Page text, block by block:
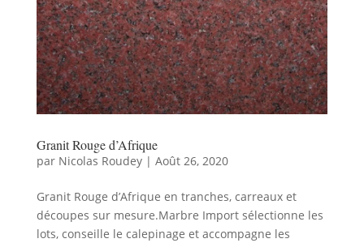
Granit Rouge d’Afrique
par Nicolas Roudey| Août 26, 2020
Granit Rouge d’Afrique en tranches, carreaux et
découpes sur mesure.Marbre Import sélectionne les
lots, conseille le calepinage et accompagne les